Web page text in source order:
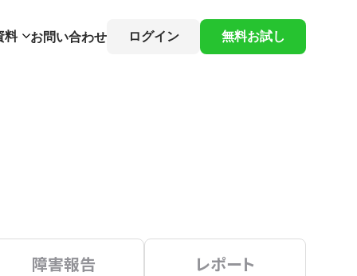
料 お問い合わせ ログイン 無料お試し
障害報告 レポート